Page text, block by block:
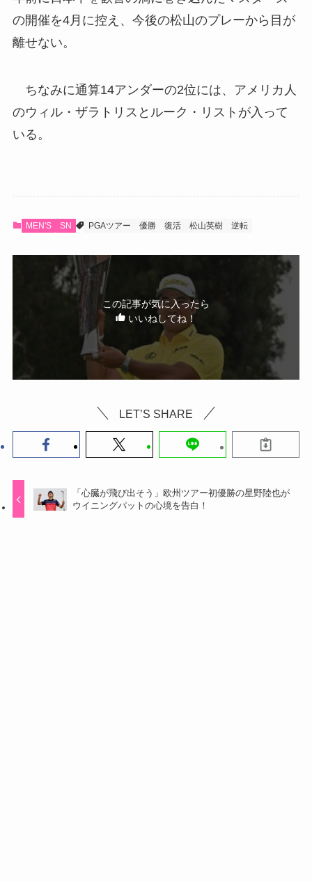
の開催を4月に控え、今後の松山のプレーから目が
離せない。
ちなみに通算14アンダーの2位には、アメリカ人
のウィル・ザラトリスとルーク・リストが入って
いる。
MEN'S SN PGAツアー 優勝 復活 松山英樹 逆転
この記事が気に入ったら
いいねしてね！
LET’S SHARE
「心臓が飛び出そう」欧州ツアー初優勝の星野陸也が
ウイニングパットの心境を告白！